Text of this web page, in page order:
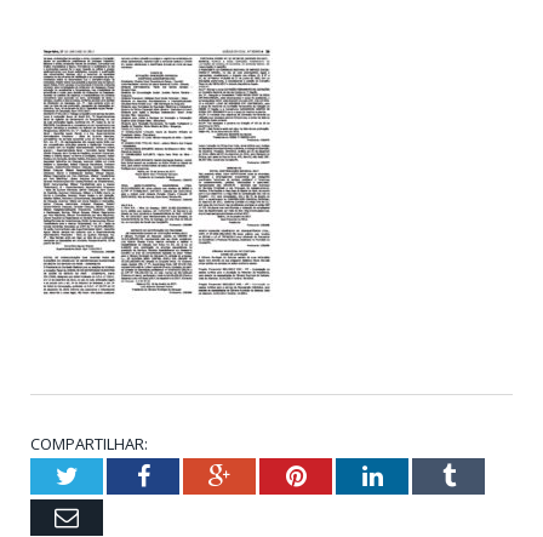
COMPARTILHAR:
TwitterFacebookGoogle+PinterestLinkedInTumblr
Email